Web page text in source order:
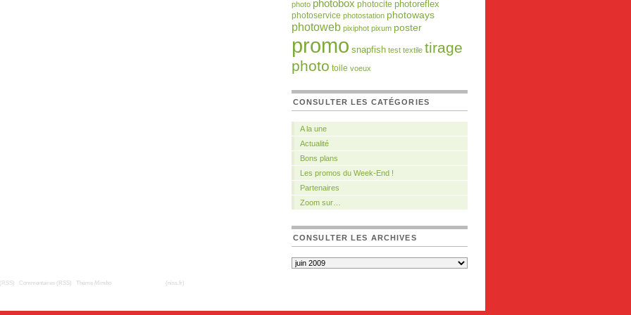
photo photobox photocite photoreflex
photoservice photostation photoways
photoweb pixiphot pixum poster
promo snapfish test textile tirage
photo toile voeux
CONSULTER LES CATÉGORIES
A la une
Actualité
Bons plans
Les promos du Week-End !
Partenaires
Zoom sur…
CONSULTER LES ARCHIVES
Commentaires (RSS) Thème Mimbo (niss.fr)